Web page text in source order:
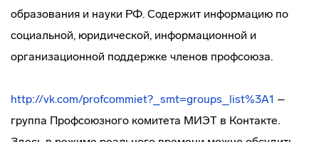
образования и науки РФ. Содержит информацию по
социальной, юридической, информационной и
организационной поддержке членов профсоюза.
http://vk.com/profcommiet?_smt=groups_list%3A1 –
группа Профсоюзного комитета МИЭТ в Контакте.